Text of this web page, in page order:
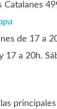
Catalanes
de 17 a
17 a 20h.